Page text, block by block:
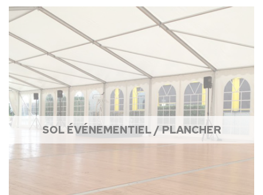
SOL ÉVÉNEMENTIEL / PLANCHER